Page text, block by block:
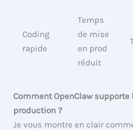
Coding
rapide
Temps
de mise
en prod
réduit
Comment OpenClaw supporte
production ?
Je vous montre en clair